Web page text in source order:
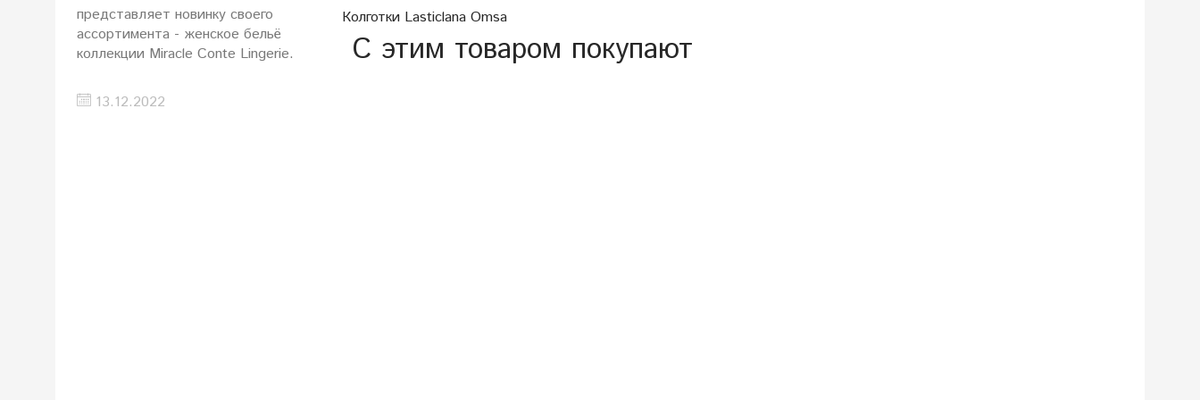
Колготки Lasticlana Omsa
С этим товаром покупают
представляет новинку своего
ассортимента - женское бельё
коллекции Miracle Conte Lingerie.
13.12.2022